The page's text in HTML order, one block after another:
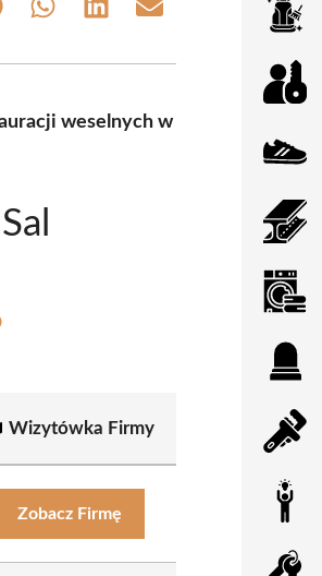
Share Share Share
weselnych w
Wizytówka Firmy
Zobacz Firmę